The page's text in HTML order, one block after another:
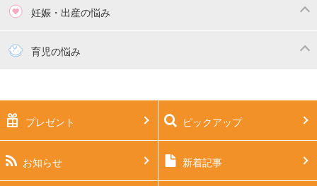
妊娠・出産の悩み
妊活 育児の悩み
生後2ヶ月 生後3ヶ月
生後4ヶ月 生後5ヶ月
プレゼント ピックアップ
お知らせ 新着記事